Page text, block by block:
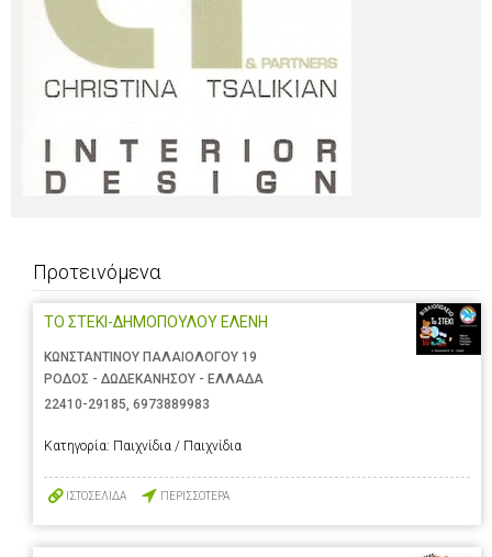
Προτεινόμενα
ΤΟ ΣΤΕΚΙ-ΔΗΜΟΠΟΥΛΟΥ ΕΛΕΝΗ
ΚΩΝΣΤΑΝΤΙΝΟΥ ΠΑΛΑΙΟΛΟΓΟΥ 19
ΡΟΔΟΣ - ΔΩΔΕΚΑΝΗΣΟΥ - ΕΛΛΑΔΑ
22410-29185, 6973889983
Κατηγορία: Παιχνίδια / Παιχνίδια
ΙΣΤΟΣΕΛΙΔΑ ΠΕΡΙΣΣΟΤΕΡΑ